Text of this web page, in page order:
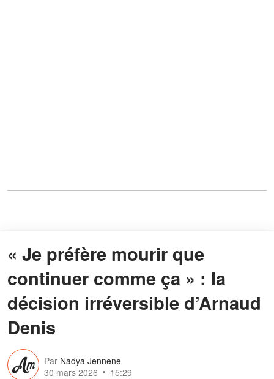
« Je préfère mourir que
continuer comme ça » : la
décision irréversible d’Arnaud
Denis
Par Nadya Jennene
30 mars 2026
15:29